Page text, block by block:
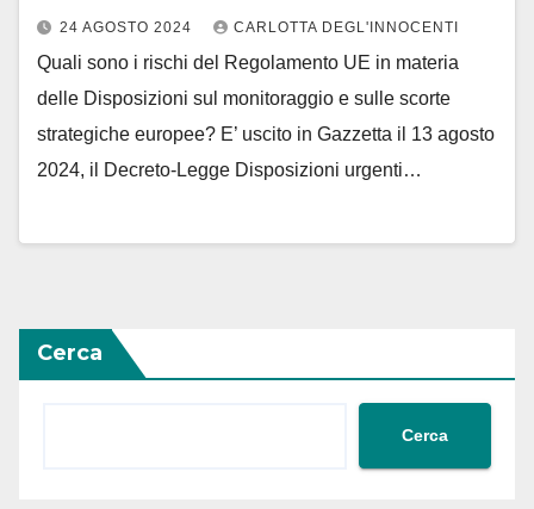
24 AGOSTO 2024 CARLOTTA DEGL'INNOCENTI
Quali sono i rischi del Regolamento UE in materia
delle Disposizioni sul monitoraggio e sulle scorte
strategiche europee? E’ uscito in Gazzetta il 13 agosto
2024, il Decreto-Legge Disposizioni urgenti…
Cerca
Cerca